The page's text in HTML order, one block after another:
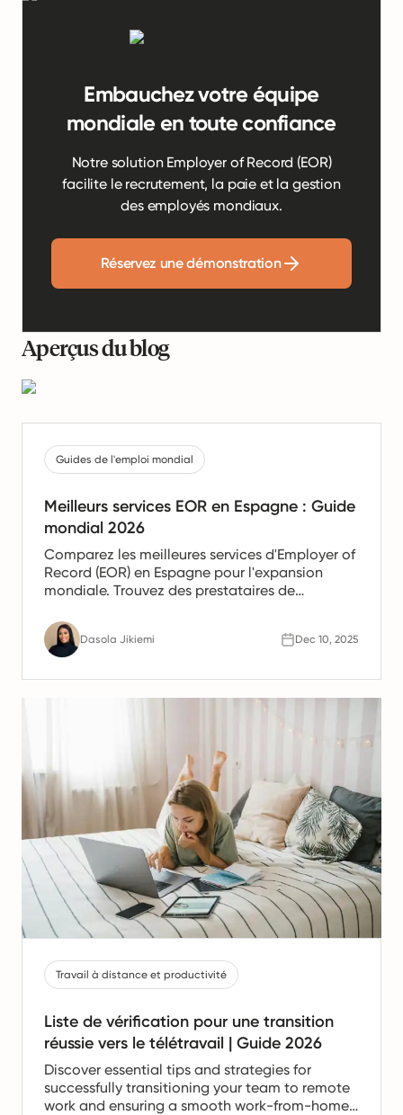
Embauchez votre équipe
mondiale en toute confiance
Notre solution Employer of Record (EOR)
facilite le recrutement, la paie et la gestion
des employés mondiaux.
Réservez une démonstration
Aperçus du blog
Guides de l'emploi mondial
Meilleurs services EOR en Espagne : Guide
mondial 2026
Comparez les meilleures services d'Employer of
Record (EOR) en Espagne pour l'expansion
mondiale. Trouvez des prestataires de
gestion des ressources humaines et de
conformité pour les équipes en Espagne.
Dasola Jikiemi Dec 10, 2025
Travail à distance et productivité
Liste de vérification pour une transition
réussie vers le télétravail | Guide 2026
Discover essential tips and strategies for
successfully transitioning your team to remote
work and ensuring a smooth work-from-home